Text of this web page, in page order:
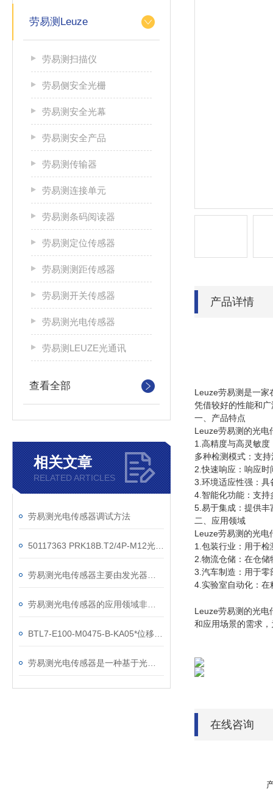
劳易测Leuze
劳易测扫描仪
劳易侧安全光栅
劳易测安全光幕
劳易测安全产品
劳易测传输器
劳易测连接单元
劳易测条码阅读器
劳易测定位传感器
劳易测测距传感器
劳易测开关传感器
劳易测光电传感器
劳易测LEUZE光通讯
查看全部
相关文章
RELATED ARTICLES
劳易测光电传感器调试方法
产品详情
Leuze劳易测是一家
凭借较好的性能和
一、产品特点
Leuze劳易测的光电
1.高精度与高灵敏
多种检测模式：支
2.快速响应：响应
3.环境适应性强：
4.智能化功能：支
5.易于集成：提供
二、应用领域
Leuze劳易测的光电
1.包装行业：用于
2.物流仓储：在仓
3.汽车制造：用于
4.实验室自动化：
Leuze劳易测的光电
和应用场景的需求
在线咨询